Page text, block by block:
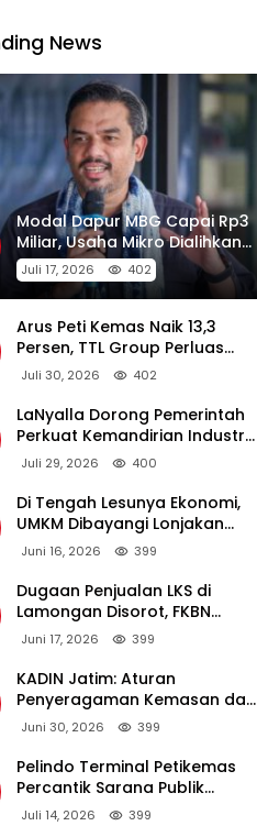
News
Modal Dapur MBG Capai Rp3
Miliar, Usaha Mikro Dialihkan
Jadi Pemasok
Juli 17, 2026 402
Arus Peti Kemas Naik 13,3
Persen, TTL Group Perluas
Konektivitas Maritim Global
Juli 30, 2026 402
LaNyalla Dorong Pemerintah
Perkuat Kemandirian Industri
Pertahanan Maritim Lewat PT
Juli 29, 2026 400
Di Tengah Lesunya Ekonomi,
UMKM Dibayangi Lonjakan
Harga BBM Nonsubsidi
Juni 16, 2026 399
Dugaan Penjualan LKS di
Lamongan Disorot, FKBN
Minta APH dan Dinas
Juni 17, 2026 399
KADIN Jatim: Aturan
Penyeragaman Kemasan dan
Larangan Bahan Tambahan
Tembakau
Juni 30, 2026 399
Pelindo Terminal Petikemas
Percantik Sarana Publik
Warga Ring 1 Terminal Teluk
Juli 14, 2026 399